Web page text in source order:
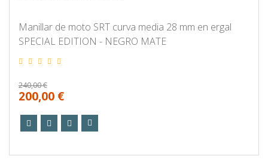
Manillar de moto SRT curva media 28 mm en ergal
SPECIAL EDITION - NEGRO MATE
240,00 €
200,00 €